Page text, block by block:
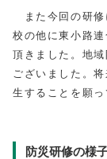
また今回の研修
校の他に東小路
頂きました。地
ございました。
生することを願っ
防災研修の様